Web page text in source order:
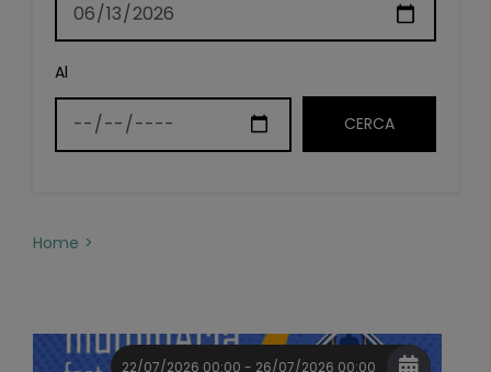
Al
Home
22/07/2026 00:00 - 26/07/2026 00:00